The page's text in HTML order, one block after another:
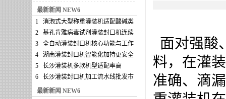
最新新闻 NEW6
1
消泡式大型称重灌装机适配酸碱类
2
基孔肯雅病毒试剂灌装封口机连续
3
全自动灌装封口机核心功能与工作
4
湖南灌装封口机智能化加持更安全
5
长沙灌装机多款机型适配率高
6
长沙灌装封口机加工流水线批发市
最新新闻 NEW6
面对强酸
料，在灌
准确、滴